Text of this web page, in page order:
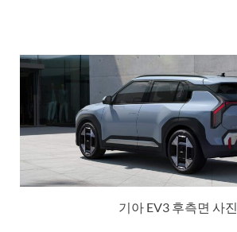
기아 EV3 후측면 사진